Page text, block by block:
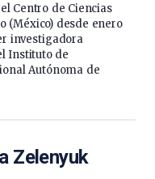
Centro de Ciencias
(México) desde enero
investigadora
Instituto de
Autónoma de
Zelenyuk